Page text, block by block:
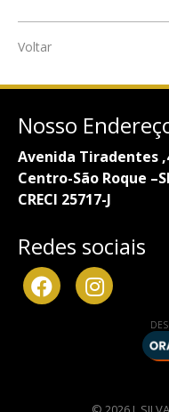
Voltar
Nosso
Avenida Tiradentes
Centro-São Roque
CRECI 25717-J
Redes sociais